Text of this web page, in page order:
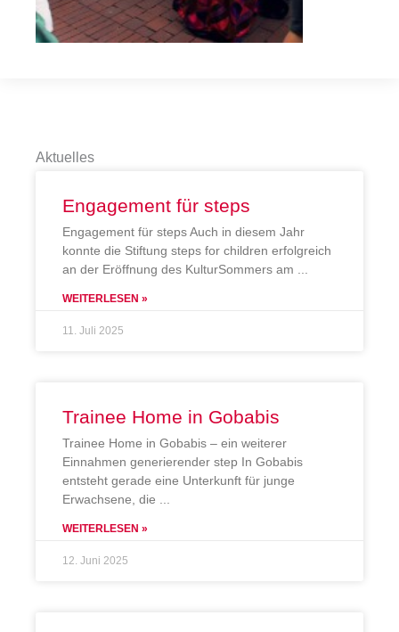
Aktuelles
Engagement für steps
Engagement für steps Auch in diesem Jahr
konnte die Stiftung steps for children erfolgreich
an der Eröffnung des KulturSommers am
WEITERLESEN »
11. Juli 2025
Trainee Home in Gobabis
Trainee Home in Gobabis – ein weiterer
Einnahmen generierender step In Gobabis
entsteht gerade eine Unterkunft für junge
Erwachsene, die
WEITERLESEN »
12. Juni 2025